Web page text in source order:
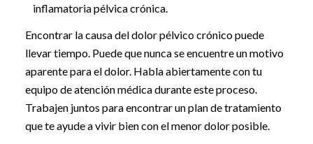
inflamatoria pélvica crónica.
Encontrar la causa del dolor pélvico crónico puede
llevar tiempo. Puede que nunca se encuentre un motivo
aparente para el dolor. Habla abiertamente con tu
equipo de atención médica durante este proceso.
Trabajen juntos para encontrar un plan de tratamiento
que te ayude a vivir bien con el menor dolor posible.